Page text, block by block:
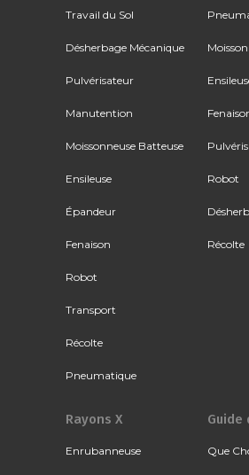
Travail du Sol
Désherbage Mécanique
Pulvérisateur
Manutention
Moissonneuse Batteuse
Ensileuse
Épandeur
Fenaison
Robot
Transport
Récolte
Pneumatique
Robot
Récolte
Rayons X
Enrubanneuse
Guide
Que